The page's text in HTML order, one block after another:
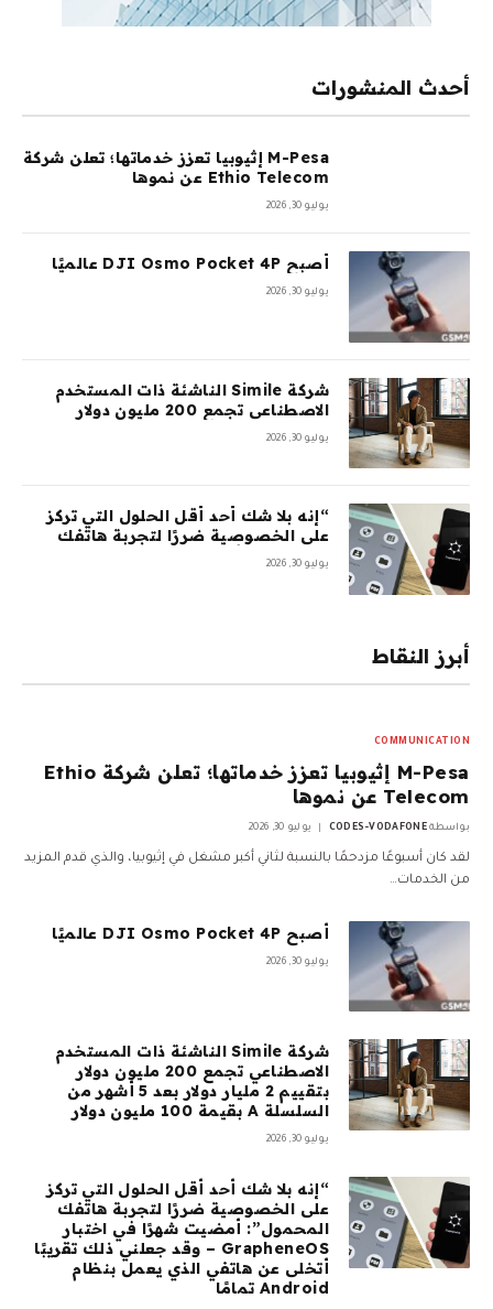
أحدث المنشورات
M-Pesa إثيوبيا تعزز خدماتها؛ تعلن شركة
Ethio Telecom عن نموها
يوليو 30, 2026
أصبح DJI Osmo Pocket 4P عالميًا
يوليو 30, 2026
شركة Simile الناشئة ذات المستخدم
الاصطناعي تجمع 200 مليون دولار
السلسلة A بقيمة 100 مليون دولار
يوليو 30, 2026
“إنه بلا شك أحد أقل الحلول التي تركز
على الخصوصية ضررًا لتجربة هاتفك
المحمول”: أمضيت شهرًا في اختبار
يوليو 30, 2026
أبرز النقاط
COMMUNICATION
M-Pesa إثيوبيا تعزز خدماتها؛ تعلن شركة Ethio
Telecom عن نموها
بواسطة CODES-VODAFONE يوليو 30, 2026
لقد كان أسبوعًا مزدحمًا بالنسبة لثاني أكبر مشغل في إثيوبيا، والذي قدم المزيد
من الخدمات…
أصبح DJI Osmo Pocket 4P عالميًا
يوليو 30, 2026
شركة Simile الناشئة ذات المستخدم
الاصطناعي تجمع 200 مليون دولار
بتقييم 2 مليار دولار بعد 5 أشهر من
السلسلة A بقيمة 100 مليون دولار
يوليو 30, 2026
“إنه بلا شك أحد أقل الحلول التي تركز
على الخصوصية ضررًا لتجربة هاتفك
المحمول”: أمضيت شهرًا في اختبار
GrapheneOS – وقد جعلني ذلك تقريبًا
أتخلى عن هاتفي الذي يعمل بنظام
Android تمامًا